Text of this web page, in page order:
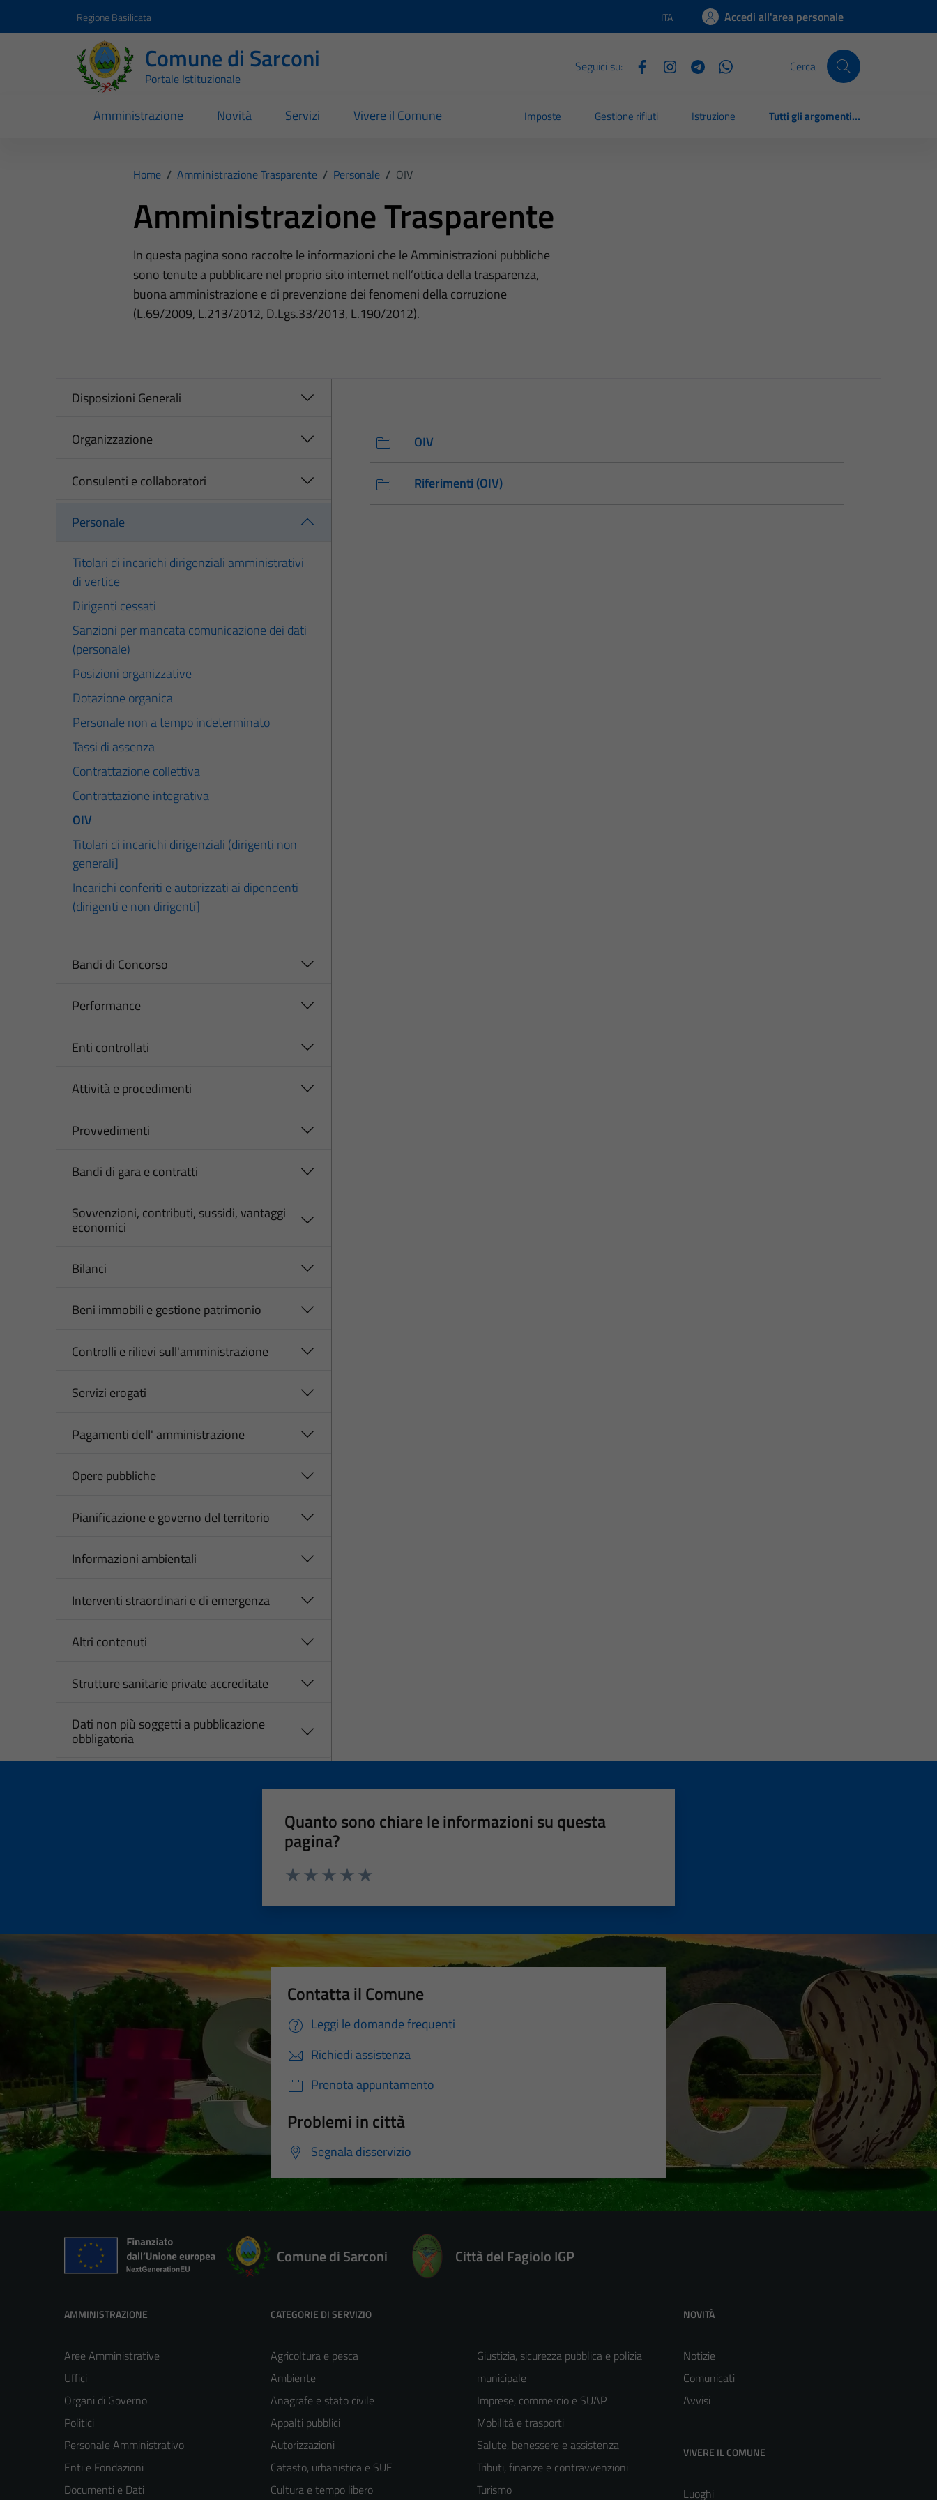
Regione Basilicata Lingua attiva:
ITA Accedi all'area personale
Comune di Sarconi
Portale Istituzionale
Seguici su: Cerca
Amministrazione Novità Servizi Vivere il Comune Imposte Gestione rifiuti Istruzione Tutti gli argomenti...
Home / Amministrazione Trasparente / Personale / OIV
Amministrazione Trasparente
In questa pagina sono raccolte le informazioni che le Amministrazioni pubbliche
sono tenute a pubblicare nel proprio sito internet nell’ottica della trasparenza,
buona amministrazione e di prevenzione dei fenomeni della corruzione
(L.69/2009, L.213/2012, D.Lgs.33/2013, L.190/2012).
Disposizioni Generali
Organizzazione
Consulenti e collaboratori
Personale
Titolari di incarichi dirigenziali amministrativi
di vertice
Dirigenti cessati
Sanzioni per mancata comunicazione dei dati
(personale)
Posizioni organizzative
Dotazione organica
Personale non a tempo indeterminato
Tassi di assenza
Contrattazione collettiva
Contrattazione integrativa
OIV
Titolari di incarichi dirigenziali (dirigenti non
generali]
Incarichi conferiti e autorizzati ai dipendenti
(dirigenti e non dirigenti]
Bandi di Concorso
Performance
Enti controllati
Attività e procedimenti
Provvedimenti
Bandi di gara e contratti
Sovvenzioni, contributi, sussidi, vantaggi
economici
Bilanci
Beni immobili e gestione patrimonio
Controlli e rilievi sull'amministrazione
Servizi erogati
Pagamenti dell' amministrazione
Opere pubbliche
Pianificazione e governo del territorio
Informazioni ambientali
Interventi straordinari e di emergenza
Altri contenuti
Strutture sanitarie private accreditate
Dati non più soggetti a pubblicazione
obbligatoria
OIV
Riferimenti (OIV)
Quanto sono chiare le informazioni su questa
pagina?
Contatta il Comune
Leggi le domande frequenti
Richiedi assistenza
Prenota appuntamento
Problemi in città
Segnala disservizio
Comune di Sarconi Città del Fagiolo IGP
AMMINISTRAZIONE
Aree Amministrative
Uffici
Organi di Governo
Politici
Personale Amministrativo
Enti e Fondazioni
Documenti e Dati
CATEGORIE DI SERVIZIO
Agricoltura e pesca
Ambiente
Anagrafe e stato civile
Appalti pubblici
Autorizzazioni
Catasto, urbanistica e SUE
Cultura e tempo libero
Giustizia, sicurezza pubblica e polizia
municipale
Imprese, commercio e SUAP
Mobilità e trasporti
Salute, benessere e assistenza
Tributi, finanze e contravvenzioni
Turismo
NOVITÀ
Notizie
Comunicati
Avvisi
VIVERE IL COMUNE
Luoghi